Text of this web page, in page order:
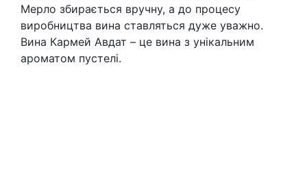
Мерло збирається вручну, а до процесу
виробництва вина ставляться дуже уважно.
Вина Кармей Авдат – це вина з унікальним
ароматом пустелі.